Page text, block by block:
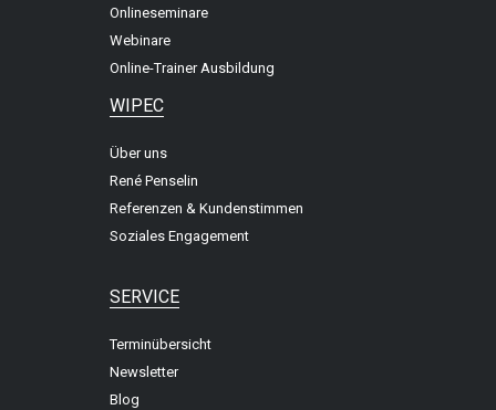
Onlineseminare
Webinare
Online-Trainer Ausbildung
WIPEC
Über uns
René Penselin
Referenzen & Kundenstimmen
Soziales Engagement
SERVICE
Terminübersicht
Newsletter
Blog